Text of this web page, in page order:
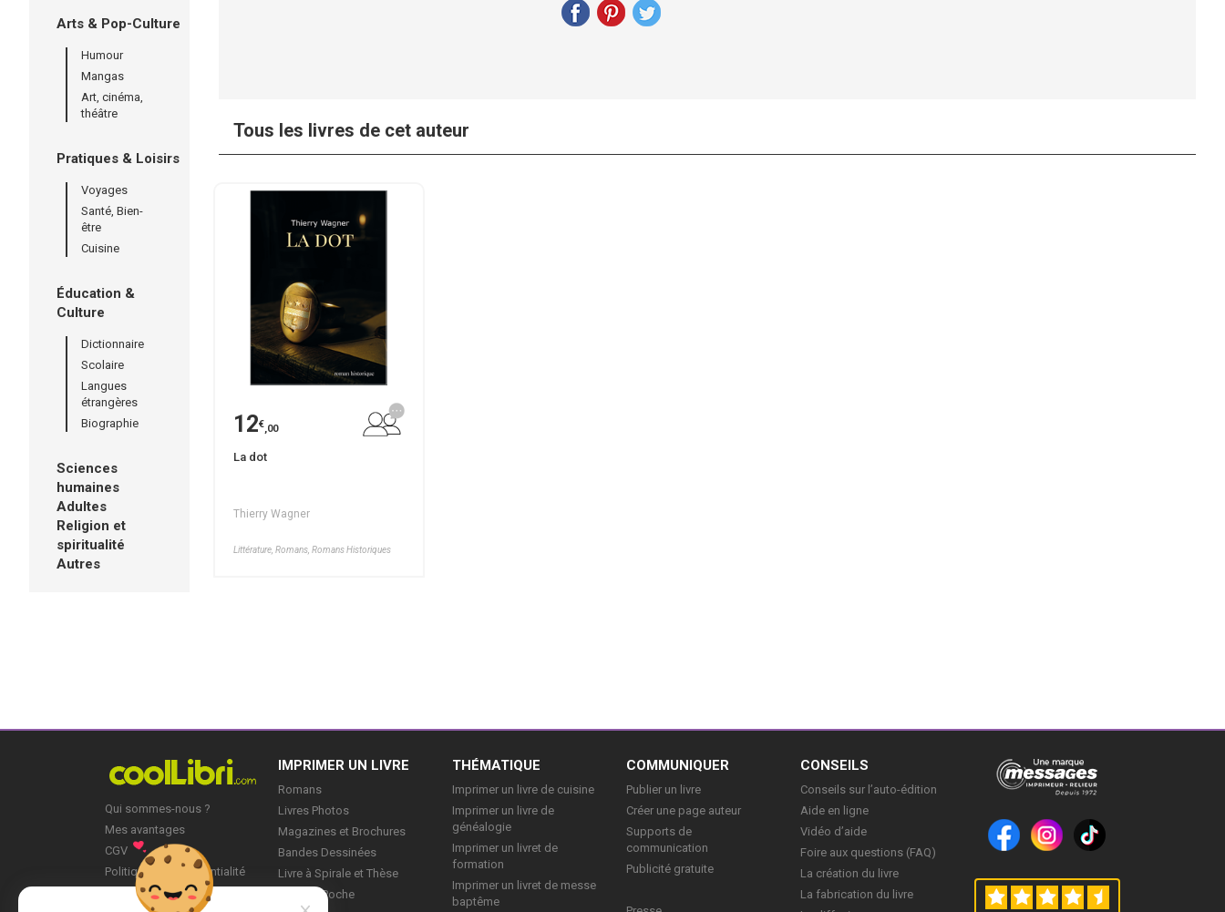
Arts & Pop-Culture
Humour
Mangas
Art, cinéma,
théâtre
Pratiques & Loisirs
Voyages
Santé, Bien-
être
Cuisine
Éducation &
Culture
Dictionnaire
Scolaire
Langues
étrangères
Biographie
Sciences
humaines
Adultes
Religion et
spiritualité
Autres
Tous les livres de cet auteur
12€,00
La dot
Thierry Wagner
Littérature, Romans, Romans Historiques
Qui sommes-nous ?
Mes avantages
CGV
Politique de Confidentialité
IMPRIMER UN LIVRE
Romans
Livres Photos
Magazines et Brochures
Bandes Dessinées
Livre à Spirale et Thèse
Livre de Poche
THÉMATIQUE
Imprimer un livre de cuisine
Imprimer un livre de
généalogie
Imprimer un livret de
formation
Imprimer un livret de messe
baptême
COMMUNIQUER
Publier un livre
Créer une page auteur
Supports de
communication
Publicité gratuite
CONSEILS
Conseils sur l’auto-édition
Aide en ligne
Vidéo d’aide
Foire aux questions (FAQ)
La création du livre
La fabrication du livre